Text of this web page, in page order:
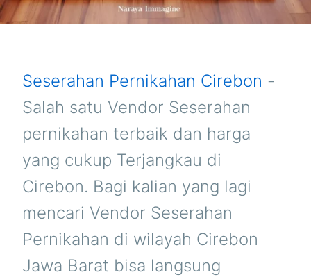
Seserahan Pernikahan Cirebon -
Salah satu Vendor Seserahan
pernikahan terbaik dan harga
yang cukup Terjangkau di
Cirebon. Bagi kalian yang lagi
mencari Vendor Seserahan
Pernikahan di wilayah Cirebon
Jawa Barat bisa langsung